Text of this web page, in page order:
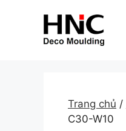
Trang chủ /
C30-W10